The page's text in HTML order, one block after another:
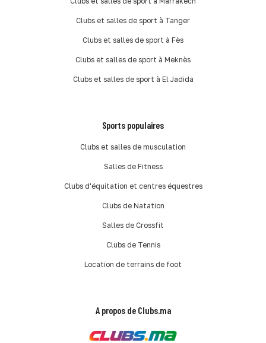
Clubs et salles de sport à Tanger
Clubs et salles de sport à Fès
Clubs et salles de sport à Meknès
Clubs et salles de sport à El Jadida
Sports populaires
Clubs et salles de musculation
Salles de Fitness
Clubs d'équitation et centres équestres
Clubs de Natation
Salles de Crossfit
Clubs de Tennis
Location de terrains de foot
A propos de Clubs.ma